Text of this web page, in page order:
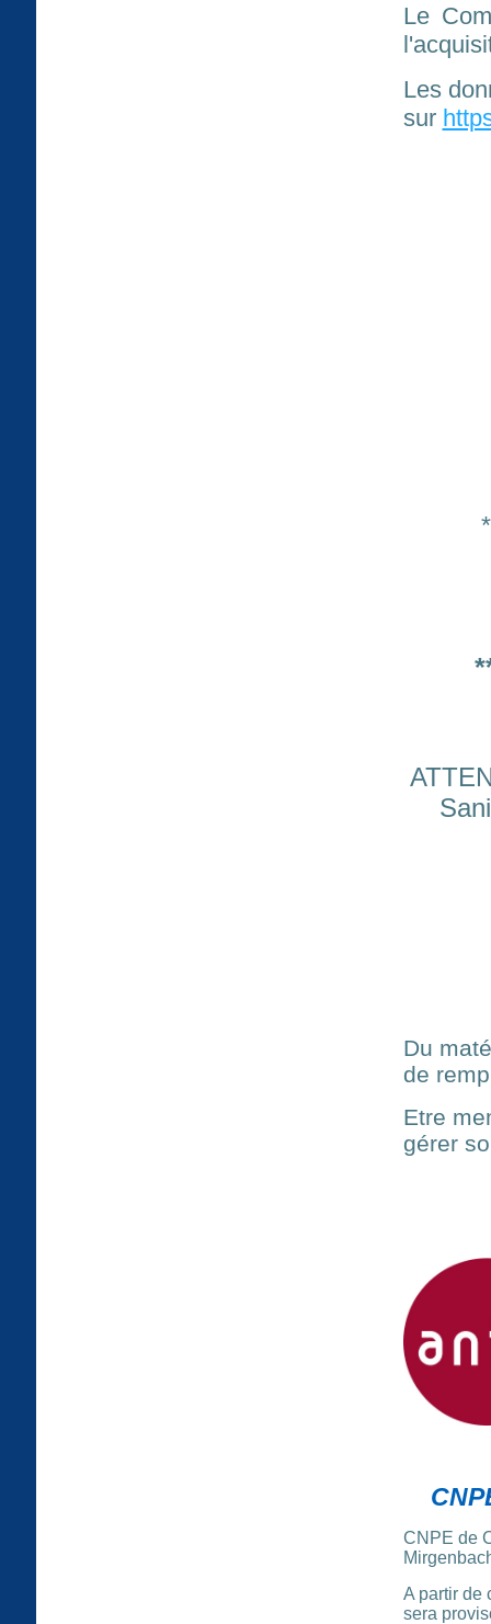
Le
Les
sur
Du
de
Etre
gérer
CNPE de
A partir de
sera